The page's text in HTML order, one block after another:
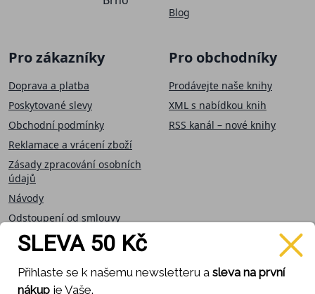
Blog
Pro zákazníky
Doprava a platba
Poskytované slevy
Obchodní podmínky
Reklamace a vrácení zboží
Zásady zpracování osobních
údajů
Návody
Odstoupení od smlouvy
Pro obchodníky
Prodávejte naše knihy
XML s nabídkou knih
RSS kanál – nové knihy
Přijímáme on-line
platby
Sledujte nás
SLEVA 50 Kč
Přihlaste se k našemu newsletteru a sleva na první
nákup je Vaše.